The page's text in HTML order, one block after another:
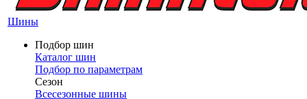
Шины
Подбор шин
Каталог шин
Подбор по параметрам
Сезон
Всесезонные шины